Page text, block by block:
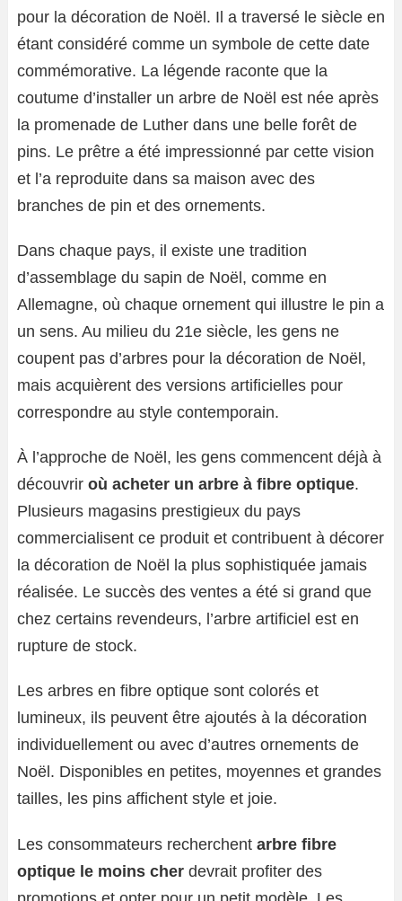
pour la décoration de Noël. Il a traversé le siècle en
étant considéré comme un symbole de cette date
commémorative. La légende raconte que la
coutume d’installer un arbre de Noël est née après
la promenade de Luther dans une belle forêt de
pins. Le prêtre a été impressionné par cette vision
et l’a reproduite dans sa maison avec des
branches de pin et des ornements.
Dans chaque pays, il existe une tradition
d’assemblage du sapin de Noël, comme en
Allemagne, où chaque ornement qui illustre le pin a
un sens. Au milieu du 21e siècle, les gens ne
coupent pas d’arbres pour la décoration de Noël,
mais acquièrent des versions artificielles pour
correspondre au style contemporain.
À l’approche de Noël, les gens commencent déjà à
découvrir où acheter un arbre à fibre optique.
Plusieurs magasins prestigieux du pays
commercialisent ce produit et contribuent à décorer
la décoration de Noël la plus sophistiquée jamais
réalisée. Le succès des ventes a été si grand que
chez certains revendeurs, l’arbre artificiel est en
rupture de stock.
Les arbres en fibre optique sont colorés et
lumineux, ils peuvent être ajoutés à la décoration
individuellement ou avec d’autres ornements de
Noël. Disponibles en petites, moyennes et grandes
tailles, les pins affichent style et joie.
Les consommateurs recherchent arbre fibre
optique le moins cher devrait profiter des